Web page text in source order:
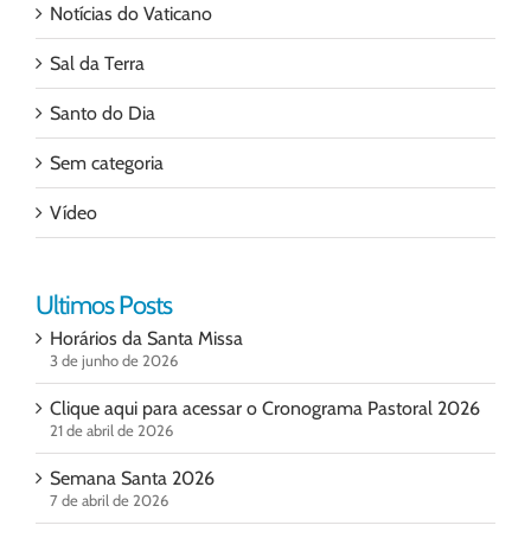
Notícias do Vaticano
Sal da Terra
Santo do Dia
Sem categoria
Vídeo
Ultimos Posts
Horários da Santa Missa
3 de junho de 2026
Clique aqui para acessar o Cronograma Pastoral 2026
21 de abril de 2026
Semana Santa 2026
7 de abril de 2026